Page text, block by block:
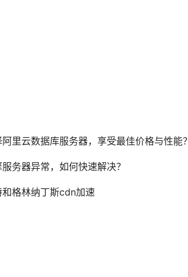
里云数据库服务器，享受最佳价格与性能？
务器异常，如何快速解决？
和格林纳丁斯cdn加速